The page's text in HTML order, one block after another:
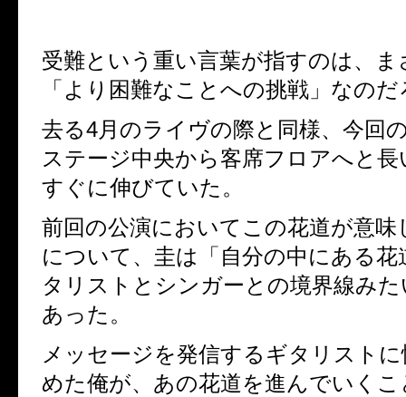
受難という重い言葉が指すのは、
「より困難なことへの挑戦」なの
去る4月のライヴの際と同様、今回
ステージ中央から客席フロアへと
すぐに伸びていた。
前回の公演においてこの花道が意
について、圭は「自分の中にある
タリストとシンガーとの境界線み
あった。
メッセージを発信するギタリスト
めた俺が、あの花道を進んでいく